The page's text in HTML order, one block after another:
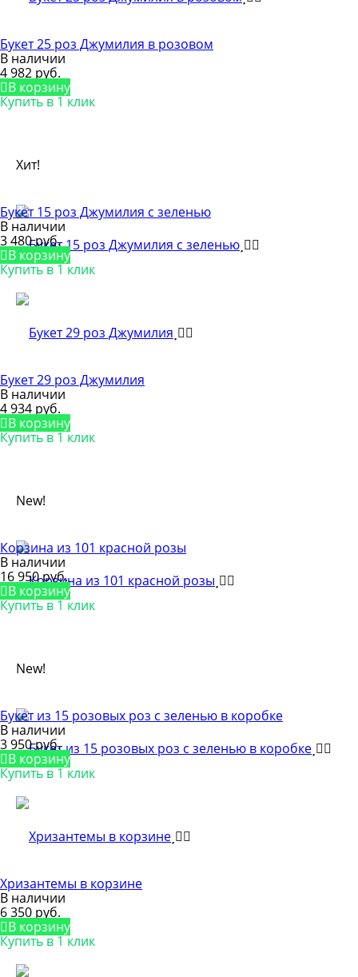
Букет 25 роз Джумилия в розовом
В наличии
4 982 руб.
В корзину
Купить в 1 клик
Хит!
Букет 15 роз Джумилия с зеленью
В наличии
3 480 руб.
В корзину
Купить в 1 клик
Букет 29 роз Джумилия
В наличии
4 934 руб.
В корзину
Купить в 1 клик
New!
Корзина из 101 красной розы
В наличии
16 950 руб.
В корзину
Купить в 1 клик
New!
Букет из 15 розовых роз с зеленью в коробке
В наличии
3 950 руб.
В корзину
Купить в 1 клик
Хризантемы в корзине
В наличии
6 350 руб.
В корзину
Купить в 1 клик